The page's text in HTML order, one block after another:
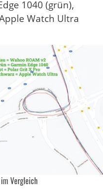
1040 (grün),
Watch Ultra
Vergleich